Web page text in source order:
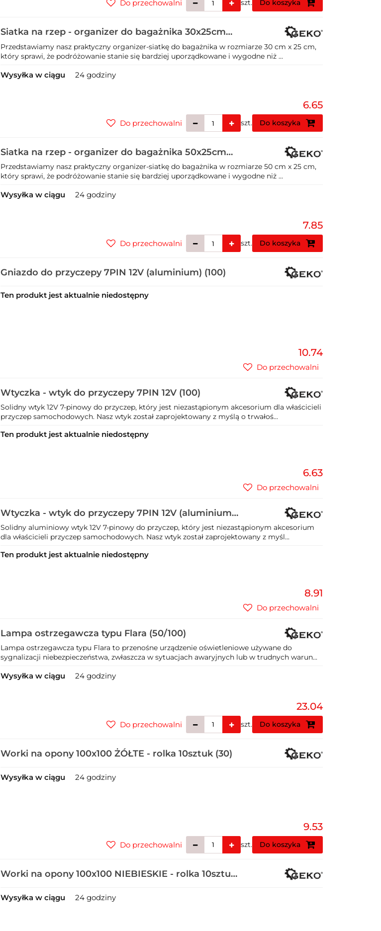
szt. Do koszyka
Do przechowalni
Siatka na rzep - organizer do bagażnika 30x25cm
(200)
Przedstawiamy nasz praktyczny organizer-siatkę do bagażnika w rozmiarze 30 cm x 25 cm,
który sprawi, że podróżowanie stanie się bardziej uporządkowane i wygodne niż ...
Wysyłka w ciągu 24 godziny
6.65
szt. Do koszyka
Do przechowalni
Siatka na rzep - organizer do bagażnika 50x25cm
(100)
Przedstawiamy nasz praktyczny organizer-siatkę do bagażnika w rozmiarze 50 cm x 25 cm,
który sprawi, że podróżowanie stanie się bardziej uporządkowane i wygodne niż ...
Wysyłka w ciągu 24 godziny
7.85
szt. Do koszyka
Do przechowalni
Gniazdo do przyczepy 7PIN 12V (aluminium) (100)
Ten produkt jest aktualnie niedostępny
10.74
Do przechowalni
Wtyczka - wtyk do przyczepy 7PIN 12V (100)
Solidny wtyk 12V 7-pinowy do przyczep, który jest niezastąpionym akcesorium dla właścicieli
przyczep samochodowych. Nasz wtyk został zaprojektowany z myślą o trwałoś...
Ten produkt jest aktualnie niedostępny
6.63
Do przechowalni
Wtyczka - wtyk do przyczepy 7PIN 12V (aluminium)
(100)
Solidny aluminiowy wtyk 12V 7-pinowy do przyczep, który jest niezastąpionym akcesorium
dla właścicieli przyczep samochodowych. Nasz wtyk został zaprojektowany z myśl...
Ten produkt jest aktualnie niedostępny
8.91
Do przechowalni
Lampa ostrzegawcza typu Flara (50/100)
Lampa ostrzegawcza typu Flara to przenośne urządzenie oświetleniowe używane do
sygnalizacji niebezpieczeństwa, zwłaszcza w sytuacjach awaryjnych lub w trudnych warun...
Wysyłka w ciągu 24 godziny
23.04
szt. Do koszyka
Do przechowalni
Worki na opony 100x100 ŻÓŁTE - rolka 10sztuk (30)
Wysyłka w ciągu 24 godziny
9.53
szt. Do koszyka
Do przechowalni
Worki na opony 100x100 NIEBIESKIE - rolka 10sztuk
Wysyłka w ciągu 24 godziny